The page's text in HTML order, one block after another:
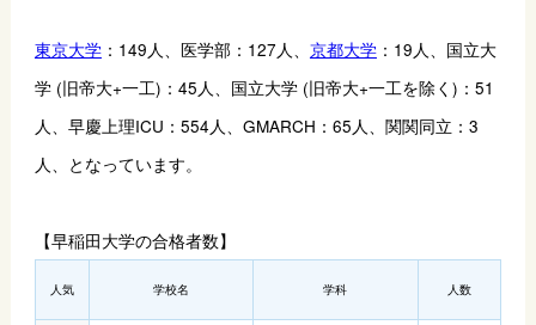
東京大学：149人、医学部：127人、 京都大学：19人、国立大
学 (旧帝大+一工)：45人、国立大学 (旧帝大+一工を除く)：51
人、早慶上理ICU：554人、GMARCH：65人、関関同立：3
人、となっています。
【早稲田大学の合格者数】
人気 学校名 学科 人数